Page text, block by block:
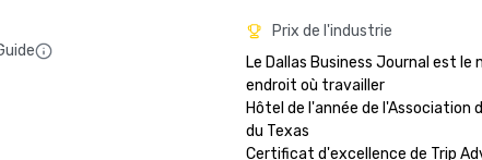
Prix de l'industrie
Le Dallas Business Journal est le
endroit où travailler
Hôtel de l'année de l'Association
du Texas